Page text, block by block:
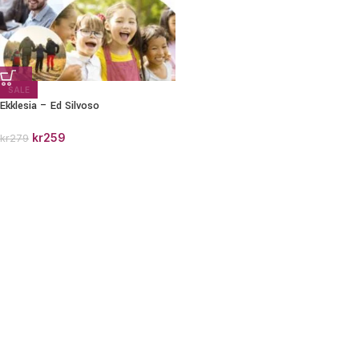
SALE
Ekklesia – Ed Silvoso
kr279 kr259